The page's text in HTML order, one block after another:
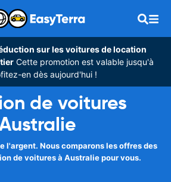
sur les voitures de location
Cette promotion est valable jusqu'à
en dès aujourd'hui !
de voitures
l'argent. Nous comparons les offres des
de voitures à Australie pour vous.